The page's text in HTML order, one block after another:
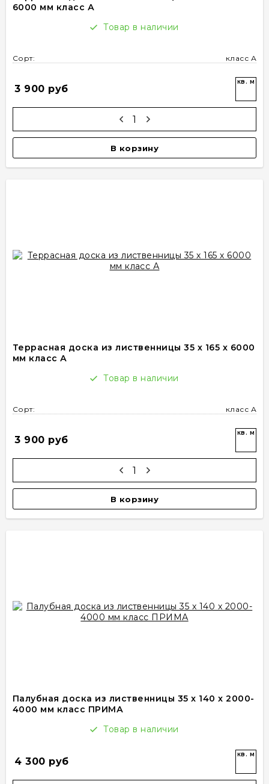
6000 мм класс А
Товар в наличии
Сорт: класс А
3 900 руб
кв. м
В корзину
Террасная доска из лиственницы 35 х 165 х 6000
мм класс А
Товар в наличии
Сорт: класс А
3 900 руб
кв. м
В корзину
Палубная доска из лиственницы 35 x 140 x 2000-
4000 мм класс ПРИМА
Товар в наличии
4 300 руб
кв. м